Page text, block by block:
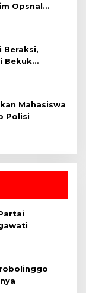
Opsnal
Polda Riau
Beraksi,
Bekuk
Mahasiswa
Polisi